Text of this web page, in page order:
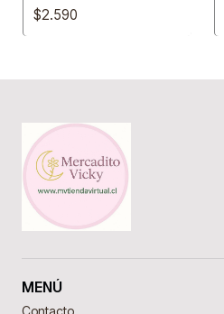
$2.590
MENÚ
Contacto